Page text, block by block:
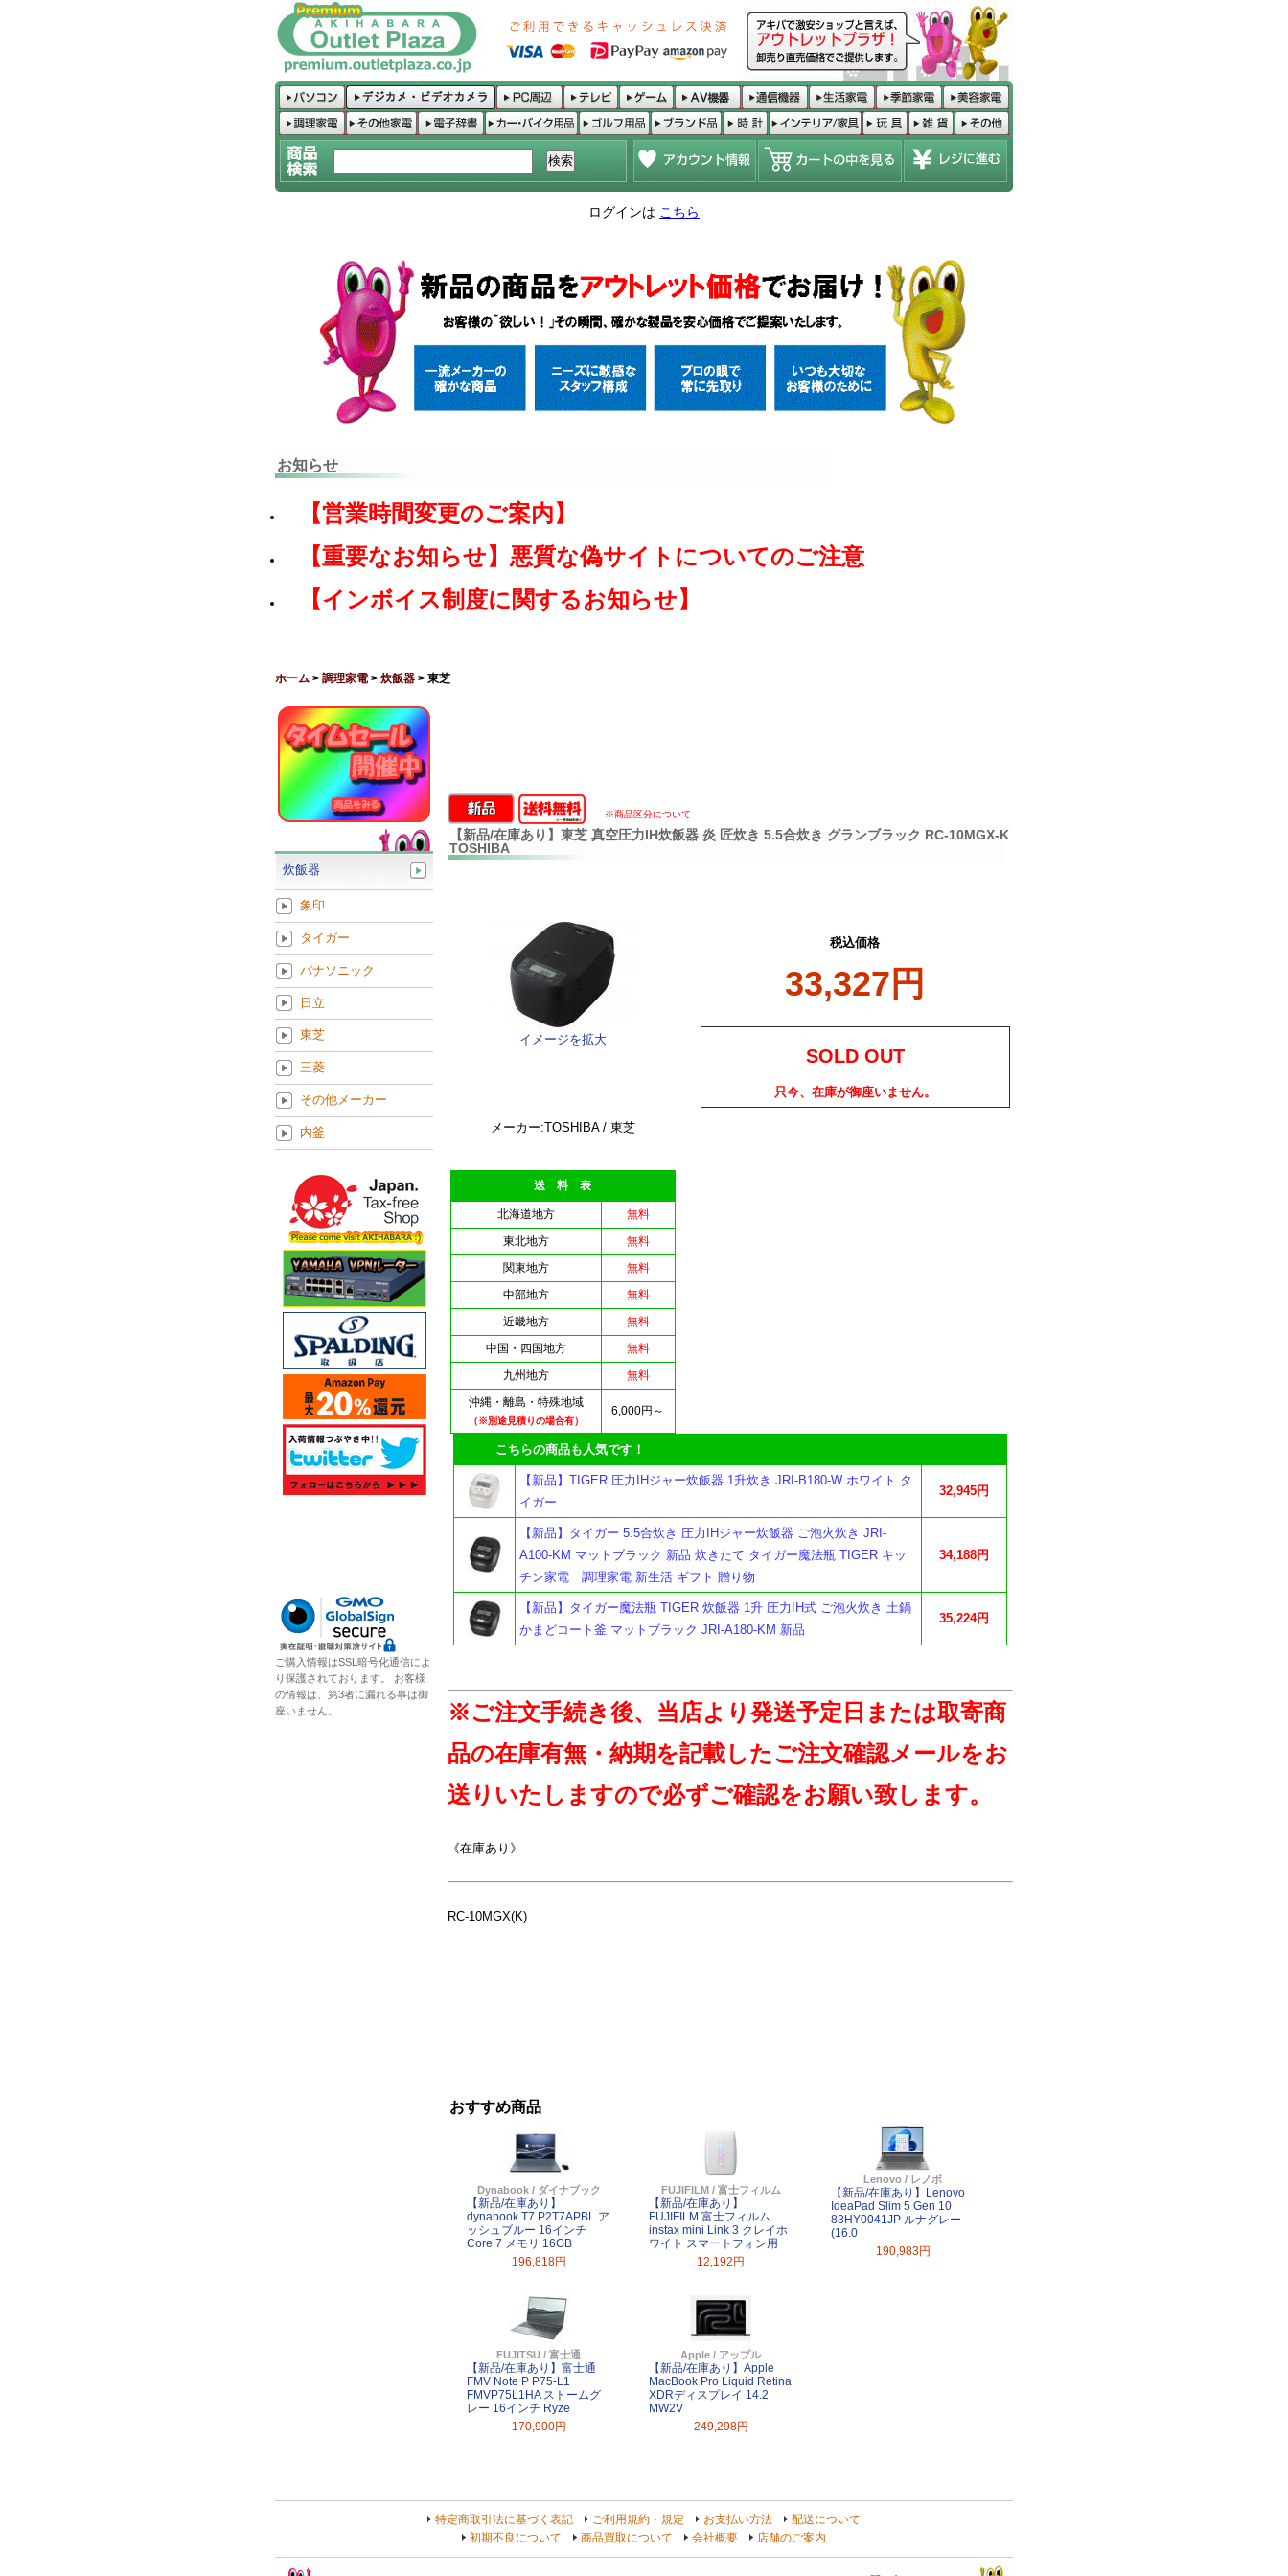
ログインは こちら
お知らせ
【営業時間変更のご案内】
【重要なお知らせ】悪質な偽サイトについてのご注意
【インボイス制度に関するお知らせ】
ホーム > 調理家電 > 炊飯器 > 東芝
※商品区分について
【新品/在庫あり】東芝 真空圧力IH炊飯器 炎 匠炊き 5.5合炊き グランブラック RC-10MGX-K
TOSHIBA
イメージを拡大
メーカー:TOSHIBA / 東芝
送 料 表
北海道地方
無料
東北地方
無料
関東地方
無料
中部地方
無料
近畿地方
無料
中国・四国地方
無料
九州地方
無料
沖縄・離島・特殊地域
（※別途見積りの場合有）
6,000円～
税込価格
33,327円
SOLD OUT
只今、在庫が御座いません。
こちらの商品も人気です！
【新品】TIGER 圧力IHジャー炊飯器 1升炊き JRI-B180-W ホワイト タ
イガー
32,945円
【新品】タイガー 5.5合炊き 圧力IHジャー炊飯器 ご泡火炊き JRI-
A100-KM マットブラック 新品 炊きたて タイガー魔法瓶 TIGER キッ
チン家電 調理家電 新生活 ギフト 贈り物
34,188円
【新品】タイガー魔法瓶 TIGER 炊飯器 1升 圧力IH式 ご泡火炊き 土鍋
かまどコート釜 マットブラック JRI-A180-KM 新品
35,224円
※ご注文手続き後、当店より発送予定日または取寄商
品の在庫有無・納期を記載したご注文確認メールをお
送りいたしますので必ずご確認をお願い致します。
《在庫あり》
RC-10MGX(K)
おすすめ商品
Dynabook / ダイナブック
【新品/在庫あり】
dynabook T7 P2T7APBL ア
ッシュブルー 16インチ
Core 7 メモリ 16GB
196,818円
FUJIFILM / 富士フィルム
【新品/在庫あり】
FUJIFILM 富士フィルム
instax mini Link 3 クレイホ
ワイト スマートフォン用
12,192円
Lenovo / レノボ
【新品/在庫あり】Lenovo
IdeaPad Slim 5 Gen 10
83HY0041JP ルナグレー
(16.0
190,983円
FUJITSU / 富士通
【新品/在庫あり】富士通
FMV Note P P75-L1
FMVP75L1HA ストームグ
レー 16インチ Ryze
170,900円
Apple / アップル
【新品/在庫あり】Apple
MacBook Pro Liquid Retina
XDRディスプレイ 14.2
MW2V
249,298円
炊飯器
象印
タイガー
パナソニック
日立
東芝
三菱
その他メーカー
内釜
ご購入情報はSSL暗号化通信によ
り保護されております。 お客様
の情報は、第3者に漏れる事は御
座いません。
特定商取引法に基づく表記 ご利用規約・規定 お支払い方法
配送について
初期不良について
商品買取について 会社概要 店舗のご案内